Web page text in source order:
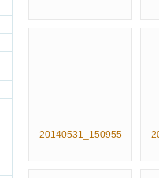
20140531_150955